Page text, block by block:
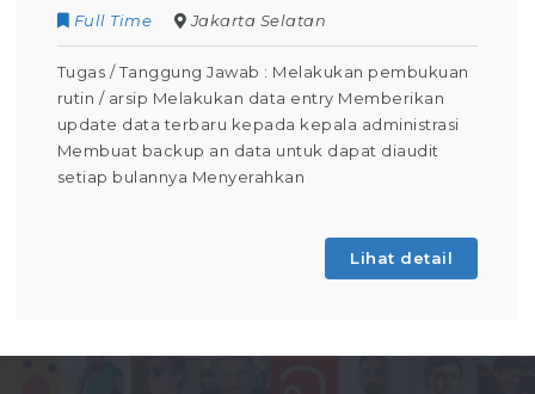
Full Time
Jakarta Selatan
Tugas / Tanggung Jawab : Melakukan pembukuan
rutin / arsip Melakukan data entry Memberikan
update data terbaru kepada kepala administrasi
Membuat backup an data untuk dapat diaudit
setiap bulannya Menyerahkan
Lihat detail